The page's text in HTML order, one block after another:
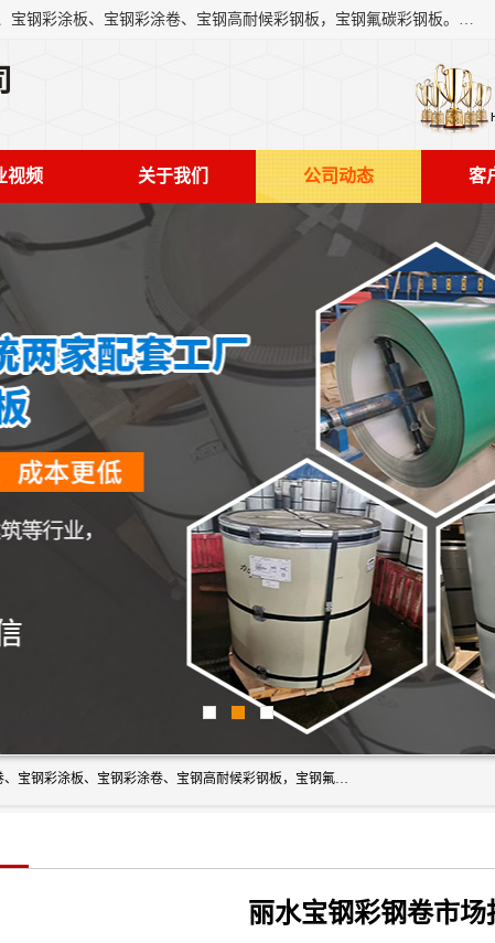
上海轩本实业有限公司主营产品：宝钢彩钢板、宝钢彩钢卷、宝钢彩涂板、宝钢彩涂卷、宝钢高耐候彩钢板，宝钢氟碳彩钢板。是一家集钢铁贸易，物流、加工为一体的产业全配套公司。
视频 关于我们 公司动态 客
上海轩本实业有限公司主营产品：宝钢彩钢板、宝钢彩钢卷、宝钢彩涂板、宝钢彩涂卷、宝钢高耐候彩钢板，宝钢氟碳彩钢板。是一家集钢铁贸易，物流、加工为一体的产业全配套公司。
丽水宝钢彩钢卷市场